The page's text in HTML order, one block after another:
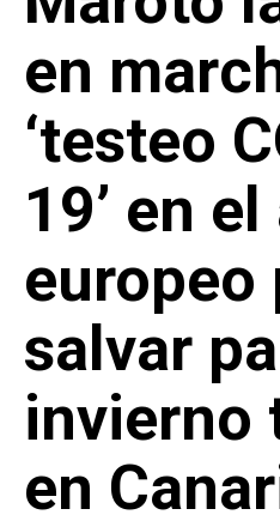
en
‘testeo
19’ en
europeo
salvar
invierno
en